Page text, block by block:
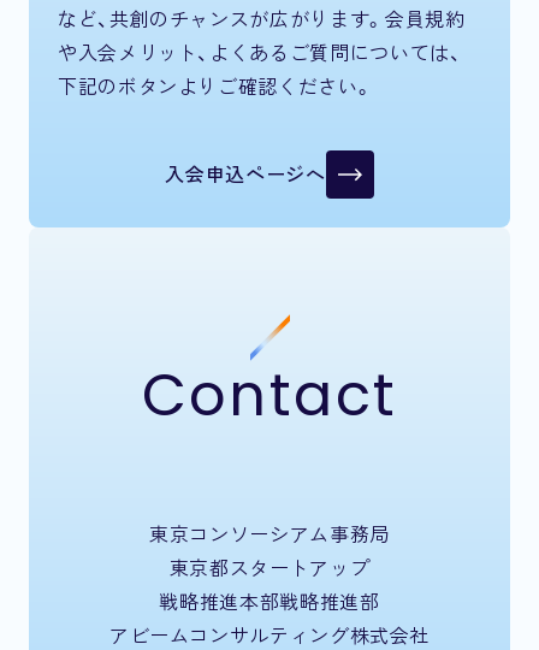
など、共創のチャンスが広がります。会員規約
や入会メリット、よくあるご質問については、
下記のボタンよりご確認ください。
入会申込ページへ
Contact
東京コンソーシアム事務局
東京都スタートアップ
戦略推進本部戦略推進部
アビームコンサルティング株式会社